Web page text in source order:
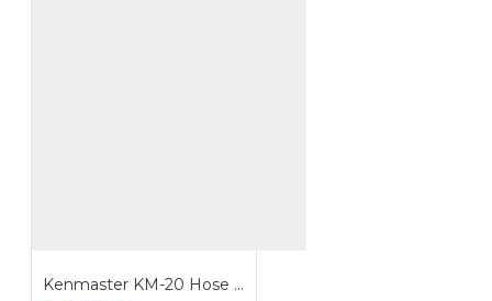
Kenmaster KM-20 Hose Reel 20M Gulungan Selang Portable 20 Meter